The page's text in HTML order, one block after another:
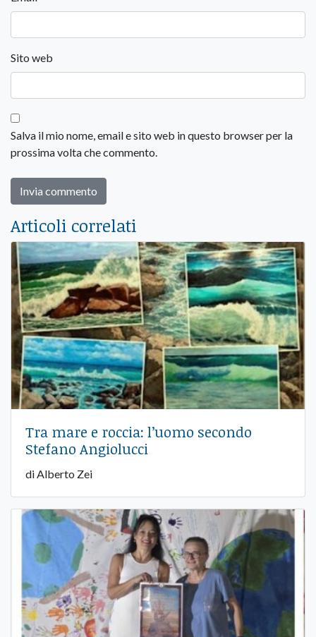
Sito web
Salva il mio nome, email e sito web in questo browser per la
prossima volta che commento.
Articoli correlati
Tra mare e roccia: l’uomo secondo
Stefano Angiolucci
di Alberto Zei